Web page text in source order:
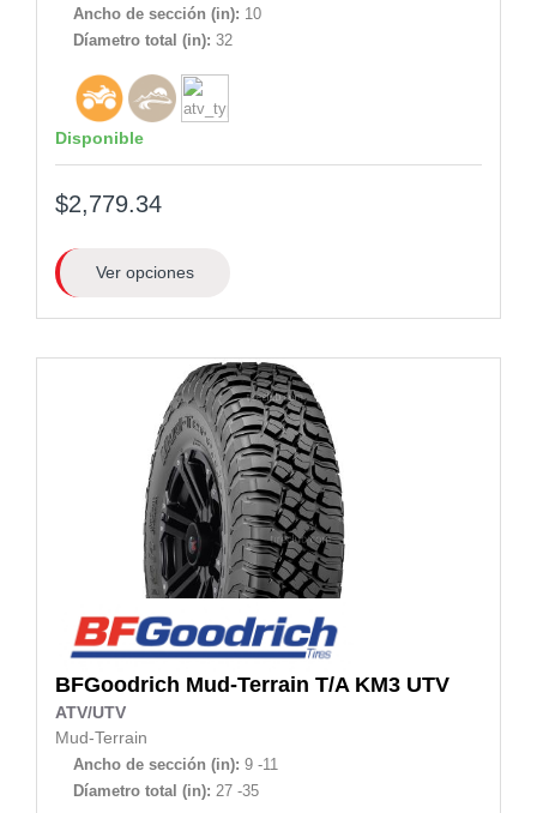
Ancho de sección (in): 10
Díametro total (in): 32
Disponible
$2,779.34
Ver opciones
BFGoodrich Mud-Terrain T/A KM3 UTV
ATV/UTV
Mud-Terrain
Ancho de sección (in): 9 -11
Díametro total (in): 27 -35